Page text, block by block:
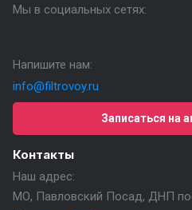
Контакты
Наш адрес:
МО, Павловский Посад, ДНП
Мы в социальных сетях:
Напишите нам:
info@filtrovoy.ru
Записаться на